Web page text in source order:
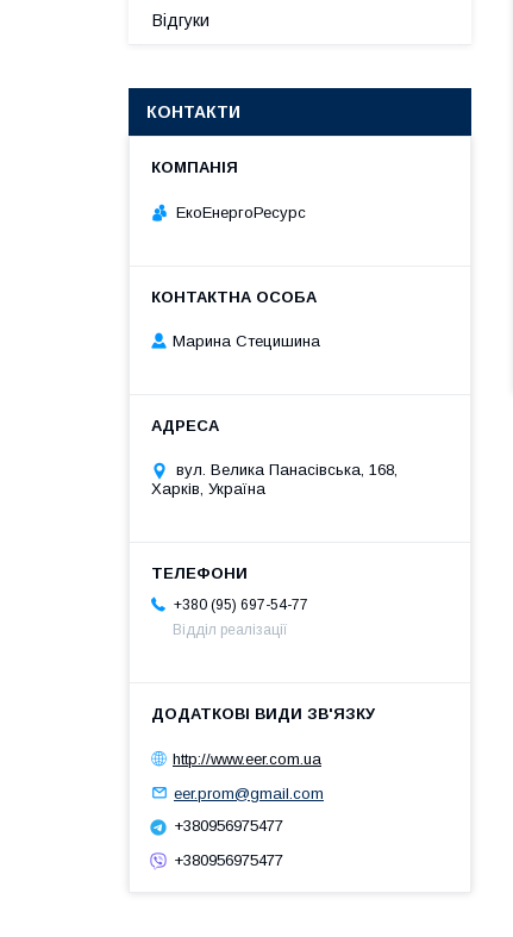
Відгуки
КОНТАКТИ
ЕкоЕнергоРесурс
Марина Стецишина
вул. Велика Панасівська, 168,
Харків, Україна
+380 (95) 697-54-77
Відділ реалізації
http://www.eer.com.ua
eer.prom@gmail.com
+380956975477
+380956975477